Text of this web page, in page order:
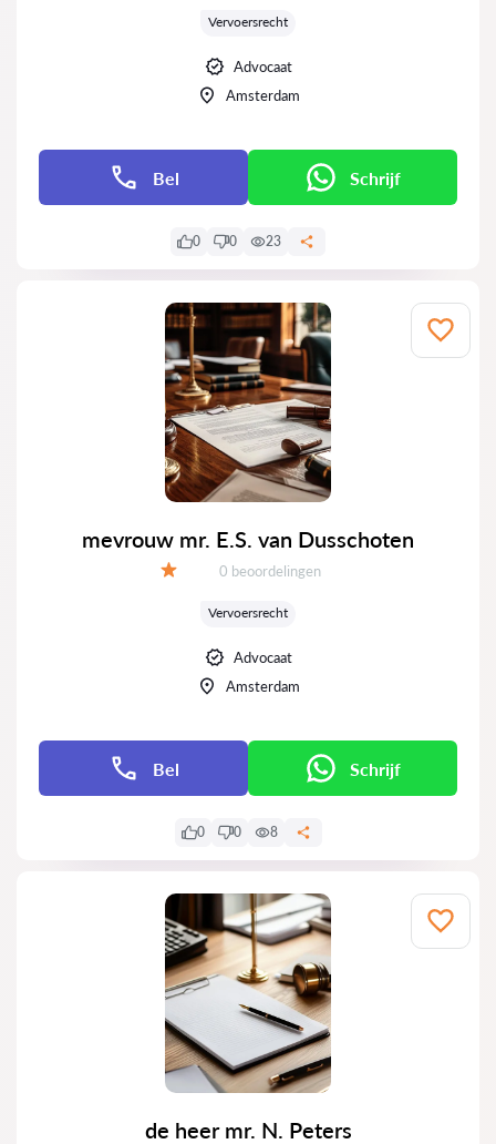
Vervoersrecht
Advocaat
Amsterdam
Bel Schrijf
0 0 23
mevrouw mr. E.S. van Dusschoten
Getuigenissen:
0 beoordelingen
Vervoersrecht
Advocaat
Amsterdam
Bel Schrijf
0 0 8
de heer mr. N. Peters